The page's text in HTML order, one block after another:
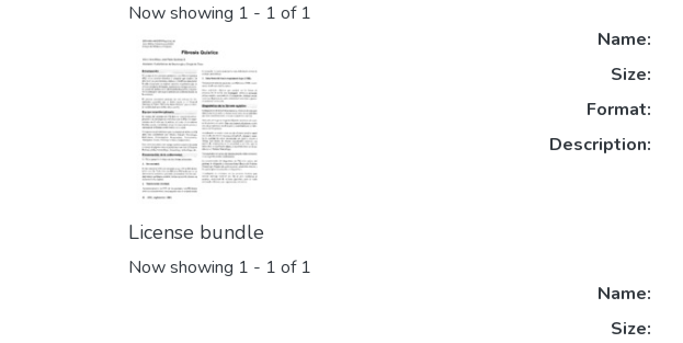
Now showing 1 - 1 of 1
Name:
Size:
Format:
Description:
License bundle
Now showing 1 - 1 of 1
Name:
Size: